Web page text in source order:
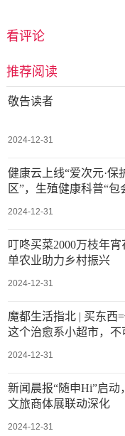
看评论
推荐阅读
敬告读者
2024-12-31
健康云上线“爱次元·保
区”，生殖健康科普“包
2024-12-31
叮咚买菜2000万枝年
单农业助力乡村振兴
2024-12-31
魔都生活指北 | 买东西
这个治愈系小超市，不
2024-12-31
新闻晨报“随申Hi”启动
文旅商体展联动深化
2024-12-31